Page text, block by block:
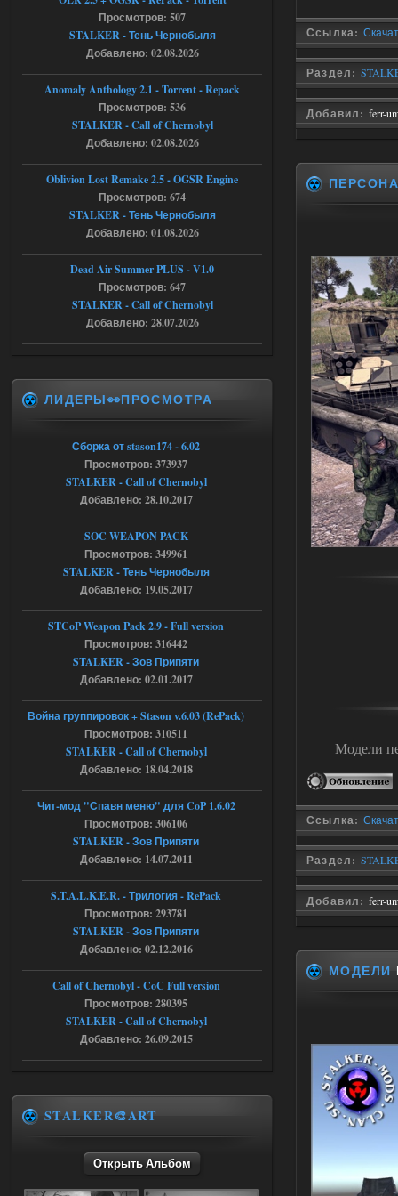
Ссылка:
Раздел:
Добавил: ferr-
Модели
Ссылка:
Раздел:
Добавил: ferr-
МОДЕЛИ
с избавлением от баласта,
доходяга.
Ответить ➤
05.08.2026
Путь во мгле + GUNSLINGER mod
Stalker-Mods-Clan-su
Доступно только для пользователей
Ответить ➤
05.08.2026
Путь во мгле + GUNSLINGER mod
stalker673920
где пароль?
Dead Air: Refined
Доступно только для пользователей
Объединенный Пак 2 + OGSR +
STCoP WP 3.4
Stalker-Mods-Clan-su
Доступно только для пользователей
Ответить ➤
Объединенный Пак 2 + OGSR +
STCoP WP 3.4
Доступно только для пользователей
Ответить ➤
04.08.2026
Объединенный Пак 2 + OGSR +
STCoP WP 3.4
Stalker-Mods-Clan-su
Доступно только для пользователей
Ответить ➤
Объединенный Пак 2 + OGSR +
16:48
Stalker-Mods-Clan-su
Доступно только для пользователей
Просмотров: 507
STALKER - Тень Чернобыля
Добавлено: 02.08.2026
Anomaly Anthology 2.1 - Torrent - Repack
Просмотров: 536
STALKER - Call of Chernobyl
Добавлено: 02.08.2026
Oblivion Lost Remake 2.5 - OGSR Engine
Просмотров: 674
STALKER - Тень Чернобыля
Добавлено: 01.08.2026
Dead Air Summer PLUS - V1.0
Просмотров: 647
STALKER - Call of Chernobyl
Добавлено: 28.07.2026
ЛИДЕРЫ👀ПРОСМОТРА
Сборка от stason174 - 6.02
Просмотров: 373937
STALKER - Call of Chernobyl
Добавлено: 28.10.2017
SOC WEAPON PACK
Просмотров: 349961
STALKER - Тень Чернобыля
Добавлено: 19.05.2017
STCoP Weapon Pack 2.9 - Full version
Просмотров: 316442
STALKER - Зов Припяти
Добавлено: 02.01.2017
Война группировок + Stason v.6.03 (RePack)
Просмотров: 310511
STALKER - Call of Chernobyl
Добавлено: 18.04.2018
Чит-мод "Спавн меню" для CoP 1.6.02
Просмотров: 306106
STALKER - Зов Припяти
Добавлено: 14.07.2011
S.T.A.L.K.E.R. - Трилогия - RePack
Просмотров: 293781
STALKER - Зов Припяти
Добавлено: 02.12.2016
Call of Chernobyl - CoC Full version
Просмотров: 280395
STALKER - Call of Chernobyl
Добавлено: 26.09.2015
STALKER🎨ART
Открыть Альбом